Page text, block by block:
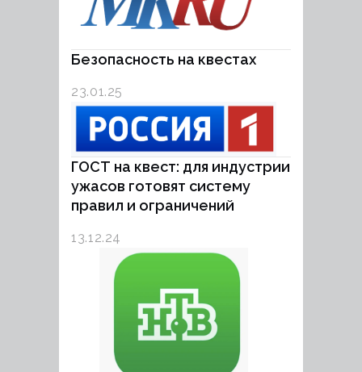
Безопасность на квестах
23.01.25
ГОСТ на квест: для индустрии
ужасов готовят систему
правил и ограничений
13.12.24